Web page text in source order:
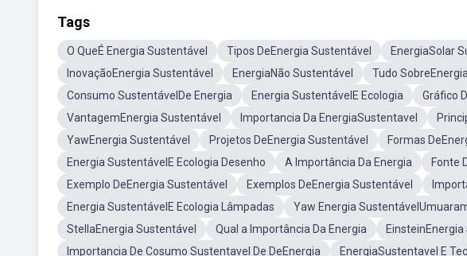
Tags
O QueÉ Energia Sustentável Tipos DeEnergia Sustentável EnergiaSolar
InovaçãoEnergia Sustentável
EnergiaNão Sustentável Tudo
Consumo SustentávelDe Energia
Energia SustentávelE Ecologia
Gráfico
VantagemEnergia Sustentável
Importancia Da EnergiaSustentavel
YawEnergia Sustentável
Projetos DeEnergia Sustentável Formas
Energia SustentávelE Ecologia Desenho
A Importância Da Energia
Fonte
Exemplo DeEnergia Sustentável
Exemplos DeEnergia Sustentável
Energia SustentávelE Ecologia Lâmpadas
Yaw Energia
StellaEnergia Sustentável
Qual a Importância Da Energia EinsteinEnergia
Importancia De Cosumo Sustentavel De DeEnergia
EnergiaSustentavel E